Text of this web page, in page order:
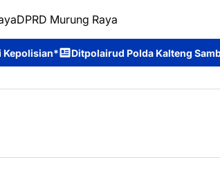
DPRD Murung Raya
Polda Kalteng Sambangi Masyarakat,